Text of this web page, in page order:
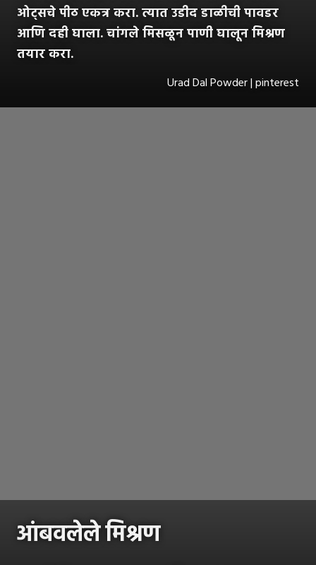
ओट्सचे पीठ एकत्र करा. त्यात उडीद डाळीची पावडर
आणि दही घाला. चांगले मिसळून पाणी घालून मिश्रण
तयार करा.
Urad Dal Powder | pinterest
आंबवलेले मिश्रण